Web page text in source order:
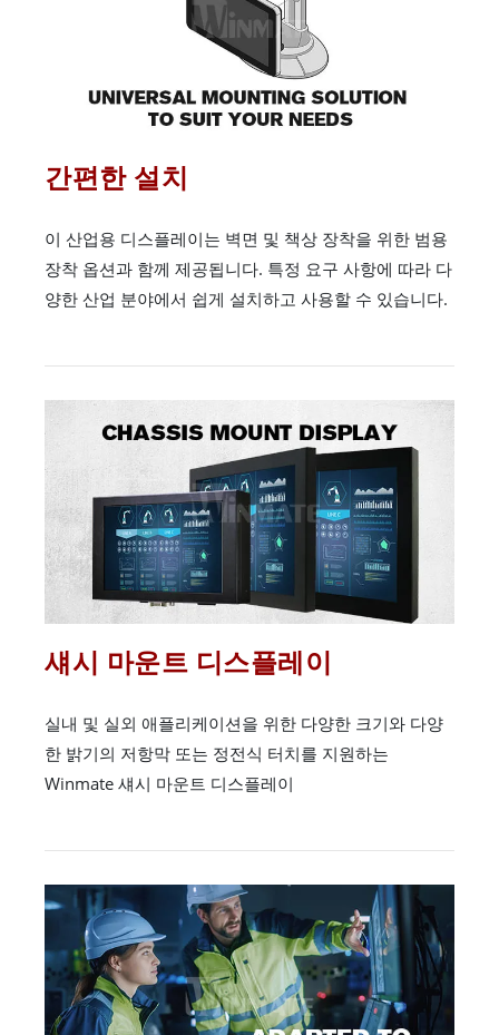
간편한 설치
이 산업용 디스플레이는 벽면 및 책상 장착을 위한 범용
장착 옵션과 함께 제공됩니다. 특정 요구 사항에 따라 다
양한 산업 분야에서 쉽게 설치하고 사용할 수 있습니다.
섀시 마운트 디스플레이
실내 및 실외 애플리케이션을 위한 다양한 크기와 다양
한 밝기의 저항막 또는 정전식 터치를 지원하는
Winmate 섀시 마운트 디스플레이